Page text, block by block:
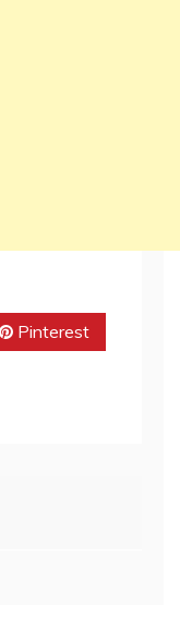
Pinterest